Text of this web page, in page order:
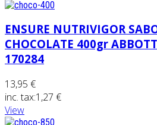
ENSURE NUTRIVIGOR
CHOCOLATE 400gr ABBOTT
170284
13,95 €
inc. tax:1,27 €
View